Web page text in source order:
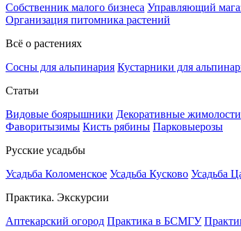
Собственник малого бизнеса Управляющий
Организация питомника растений
Всё о растениях
Сосны для альпинария Кустарники для
Статьи
Видовые боярышники Декоративные жимолости
Фаворитызимы Кисть рябины Парковыерозы
Русские усадьбы
Усадьба Коломенское Усадьба Кусково Усадьба
Практика. Экскурсии
Аптекарский огород Практика в БСМГУ